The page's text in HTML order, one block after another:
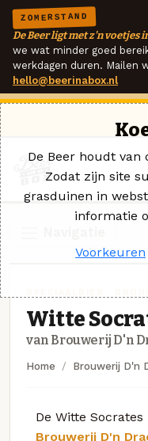
ZOMERSTAND
De Beer ligt met z'n voetjes
we wat minder goed
werkdagen duren. Mailen
hello@beerinabox.nl
Witte
van Brouwerij D'n
Home Brouwerij D'n
De Witte
Brouwerij D'n
De Beer houdt van
Zodat zijn site
grasduinen in
informatie
Voorkeuren